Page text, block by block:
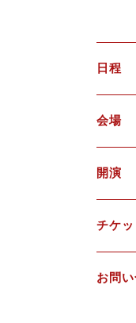
日程
会場
開演
チケ
お問